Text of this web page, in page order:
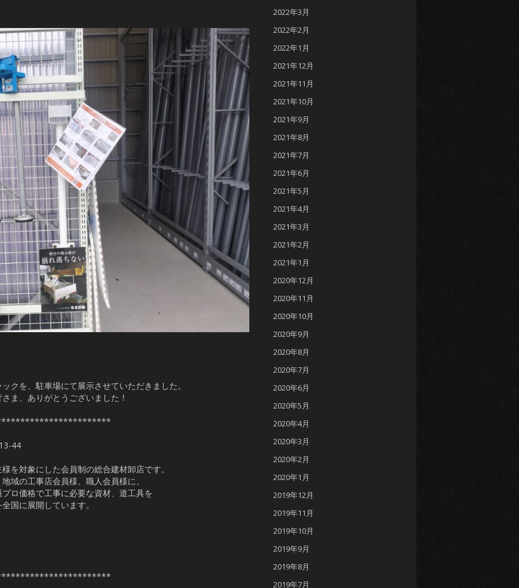
クを、駐車場にて展示させていただきました。
ま、ありがとうございました！
44
を対象にした会員制の総合建材卸店です。
域の工事店会員様、職人会員様に、
ロ価格で工事に必要な資材、道工具を
国に展開しています。
2022年3月
2022年2月
2022年1月
2021年12月
2021年11月
2021年10月
2021年9月
2021年8月
2021年7月
2021年6月
2021年5月
2021年4月
2021年3月
2021年2月
2021年1月
2020年12月
2020年11月
2020年10月
2020年9月
2020年8月
2020年7月
2020年6月
2020年5月
2020年4月
2020年3月
2020年2月
2020年1月
2019年12月
2019年11月
2019年10月
2019年9月
2019年8月
2019年7月